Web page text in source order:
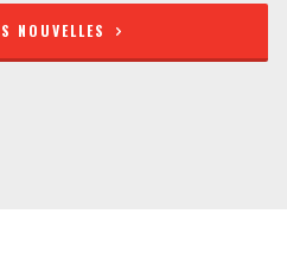
NOUVELLES